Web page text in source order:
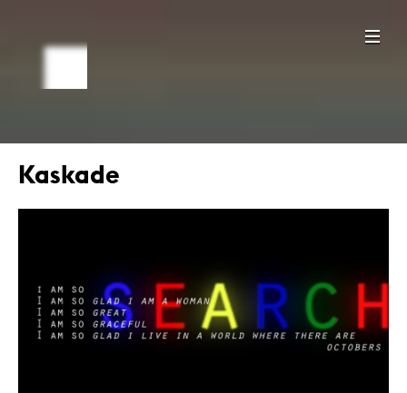
Kaskade